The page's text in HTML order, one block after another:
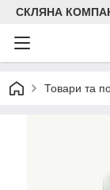
СКЛЯНА
Товари та